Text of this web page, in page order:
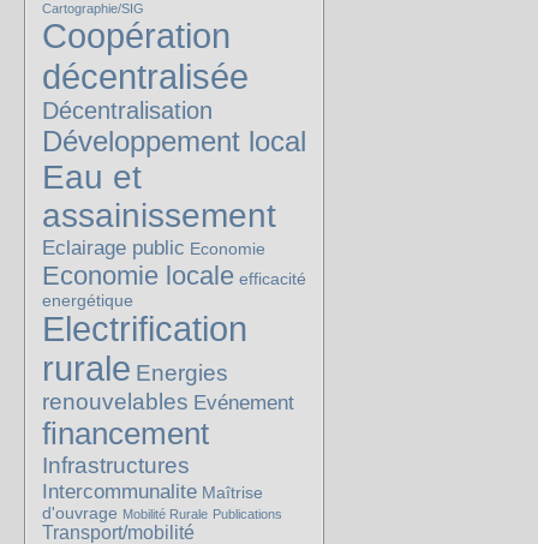
Cartographie/SIG
Coopération
décentralisée
Décentralisation
Développement local
Eau et
assainissement
Eclairage public Economie
Economie locale efficacité
energétique
Electrification
rurale Energies
renouvelables Evénement
financement
Infrastructures
Intercommunalite Maîtrise
d'ouvrage Mobilité Rurale Publications
Transport/mobilité